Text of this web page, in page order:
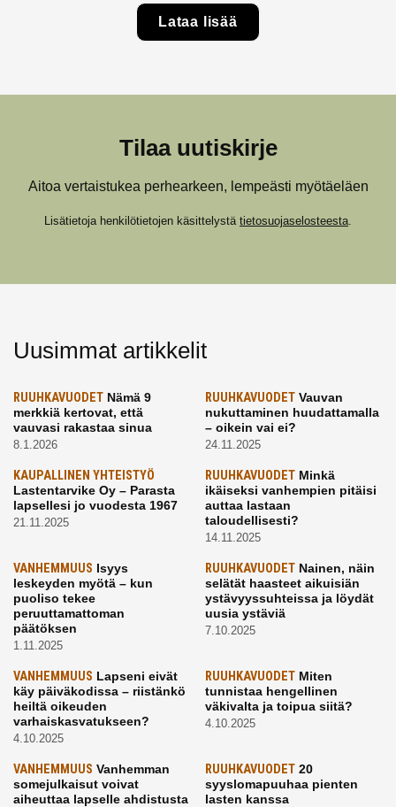
Lataa lisää
Tilaa uutiskirje
Aitoa vertaistukea perhearkeen, lempeästi myötäeläen
Lisätietoja henkilötietojen käsittelystä tietosuojaselosteesta
Uusimmat artikkelit
RUUHKAVUODET Nämä 9
merkkiä kertovat, että
vauvasi rakastaa sinua
8.1.2026
RUUHKAVUODETVauvan
nukuttaminen huudattamalla
– oikein vai ei?
24.11.2025
KAUPALLINEN YHTEISTYÖ
Lastentarvike Oy – Parasta
lapsellesi jo vuodesta 1967
21.11.2025
RUUHKAVUODETMinkä
ikäiseksi vanhempien pitäisi
auttaa lastaan
taloudellisesti?
14.11.2025
VANHEMMUUS Isyys
leskeyden myötä – kun
puoliso tekee
peruuttamattoman
päätöksen
1.11.2025
RUUHKAVUODETNainen, näin
selätät haasteet aikuisiän
ystävyyssuhteissa ja löydät
uusia ystäviä
7.10.2025
VANHEMMUUS Lapseni eivät
käy päiväkodissa – riistänkö
heiltä oikeuden
varhaiskasvatukseen?
4.10.2025
RUUHKAVUODETMiten
tunnistaa hengellinen
väkivalta ja toipua siitä?
4.10.2025
VANHEMMUUS Vanhemman
somejulkaisut voivat
aiheuttaa lapselle ahdistusta
RUUHKAVUODET20
syyslomapuuhaa pienten
lasten kanssa